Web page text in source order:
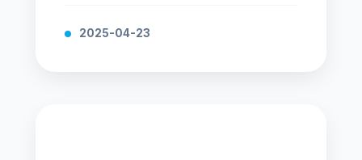
2025-04-23